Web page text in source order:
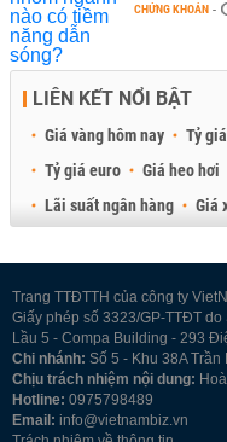
CHỨNG KHOÁN -
LIÊN KẾT NỔI BẬT
Giá vàng hôm nay Tỷ
Tỷ giá euro
Giá heo hơi
Lãi suất ngân hàng
Giá
Trang TTĐTTH của công ty
Giấy phép số 3323/GP-TTĐT do
Lầu 5 - Compa Building - 293
Chi nhánh: Số 5 - Khu 38A
Chịu trách nhiệm nội dung:
Hotline: 0975798489
Email: info@vietnambiz.vn